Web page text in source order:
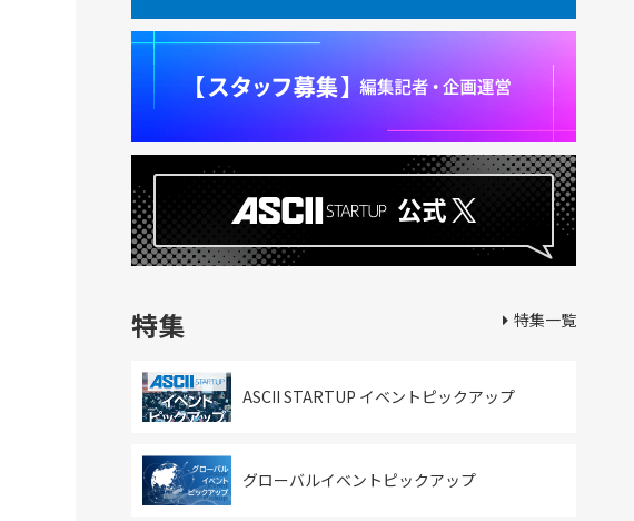
特集
ASCII STARTUP イベントピックアップ
グローバルイベントピックアップ
特集一覧